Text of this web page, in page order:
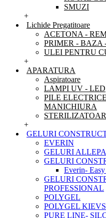
SMUZI
+
Lichide Pregatitoare
ACETONA -
PRIMER - BAZA
ULEI PENTRU
+
APARATURA
Aspiratoare
LAMPI UV - LED
PILE
MANICHIURA
+
GELURI
EVERIN
GELURI
GELURI
Everin-
GELURI
PROFESSIONAL
POLYGEL
POLYGEL
PURE LINE-